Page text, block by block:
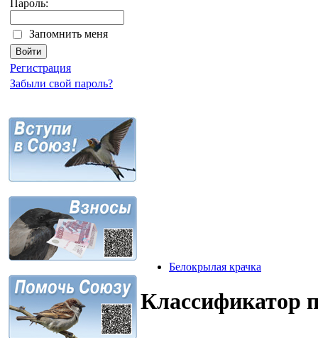
Пароль:
Запомнить меня
Регистрация
Забыли свой пароль?
Белокрылая крачка
Классификатор